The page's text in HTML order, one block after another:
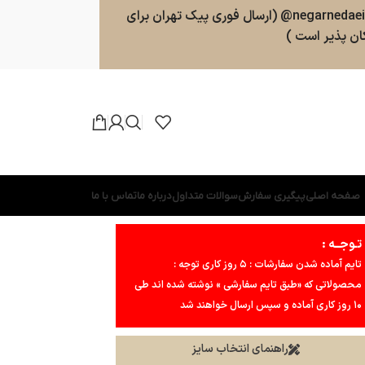
صفحه اصلیپیگیری سفارشسوالات متداولدرباره ماتماس با ما
تـوجــه :
تایم آماده شدن سفارشات : ۵ روز کاری توجه :
محصولاتی که «طبق تایم سفارشی » نوشته شده اند طی
۱۰ روز کاری آماده و سپس ارسال خواهند شد
راهنمای انتخاب سایز
سفارشات طبق روال ارسال خواهند شد . پشتیبانی 09025357598 (ارسال پیامک و پیام در واتسپ ، تلگرام ، بله ) کانال بله و تلگرام : negarnedaei@ (ارسال فوری پیک تهران برای
پذیر است )